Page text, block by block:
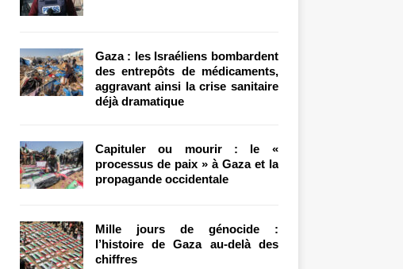
Gaza : les Israéliens bombardent
des entrepôts de médicaments,
aggravant ainsi la crise sanitaire
déjà dramatique
Capituler ou mourir : le «
processus de paix » à Gaza et la
propagande occidentale
Mille jours de génocide :
l’histoire de Gaza au-delà des
chiffres